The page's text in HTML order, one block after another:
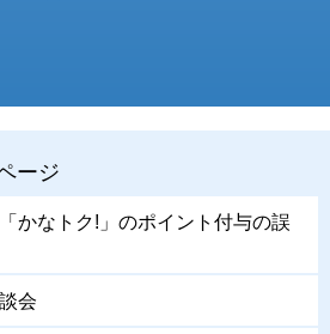
ージ
かなトク!」のポイント付与の誤
会